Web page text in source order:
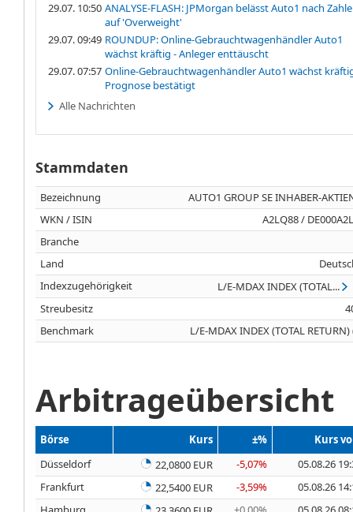
29.07. 10:50 ANALYSE-FLASH: JPMorgan belässt Auto1 nach
auf 'Overweight'
29.07. 09:49 ROUNDUP: Online-Gebrauchtwagenhändler Auto1
wächst kräftig - Anleger enttäuscht
29.07. 07:57 Online-Gebrauchtwagenhändler Auto1 wächst
Prognose bestätigt
Alle Nachrichten
Stammdaten
Bezeichnung
AUTO1 GROUP SE INHABER-
WKN / ISIN
A2LQ88 /
Branche
Land
Indexzugehörigkeit
L/E-MDAX INDEX (TOTAL...
Streubesitz
Benchmark
L/E-MDAX INDEX (TOTAL RETURN)
Arbitrageübersicht
Börse Kurs ±%
Kurs
Düsseldorf
22,0800 EUR -5,07%
05.08.26
Frankfurt
22,5400 EUR -3,59%
05.08.26